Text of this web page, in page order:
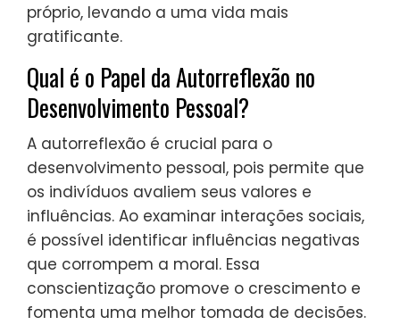
próprio, levando a uma vida mais
gratificante.
Qual é o Papel da Autorreflexão no
Desenvolvimento Pessoal?
A autorreflexão é crucial para o
desenvolvimento pessoal, pois permite que
os indivíduos avaliem seus valores e
influências. Ao examinar interações sociais,
é possível identificar influências negativas
que corrompem a moral. Essa
conscientização promove o crescimento e
fomenta uma melhor tomada de decisões.